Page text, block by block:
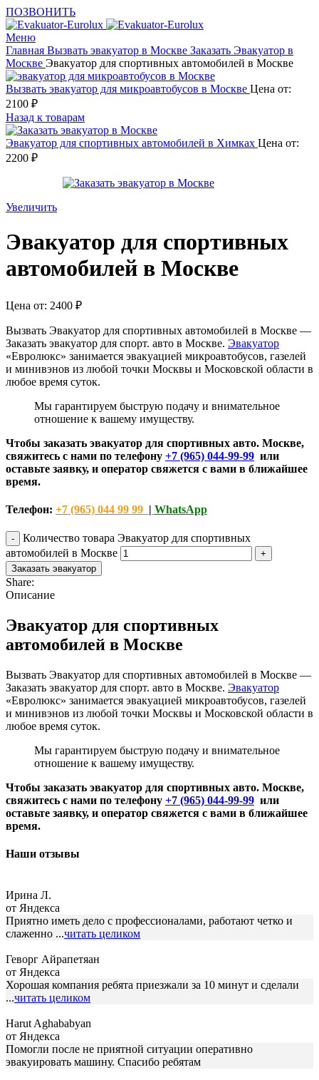
ПОЗВОНИТЬ
Меню
Главная Вызвать эвакуатор в Москве Заказать Эвакуатор в
Москве Эвакуатор для спортивных автомобилей в Москве
Вызвать эвакуатор для микроавтобусов в Москве Цена от:
2100 ₽
Назад к товарам
Эвакуатор для спортивных автомобилей в Химках Цена от:
2200 ₽
Увеличить
Эвакуатор для спортивных
автомобилей в Москве
Цена от: 2400 ₽
Вызвать Эвакуатор для спортивных автомобилей в Москве —
Заказать эвакуатор для спорт. авто в Москве. Эвакуатор
«Евролюкс» занимается эвакуацией микроавтобусов, газелей
и минивэнов из любой точки Москвы и Московской области в
любое время суток.
Мы гарантируем быструю подачу и внимательное
отношение к вашему имуществу.
Чтобы заказать эвакуатор для спортивных авто. Москве,
свяжитесь с нами по телефону +7 (965) 044-99-99 или
оставьте заявку, и оператор свяжется с вами в ближайшее
время.
Телефон: +7 (965) 044 99 99 | WhatsApp
Количество товара Эвакуатор для спортивных
автомобилей в Москве
Заказать эвакуатор
Share:
Описание
Эвакуатор для спортивных
автомобилей в Москве
Вызвать Эвакуатор для спортивных автомобилей в Москве —
Заказать эвакуатор для спорт. авто в Москве. Эвакуатор
«Евролюкс» занимается эвакуацией микроавтобусов, газелей
и минивэнов из любой точки Москвы и Московской области в
любое время суток.
Мы гарантируем быструю подачу и внимательное
отношение к вашему имуществу.
Чтобы заказать эвакуатор для спортивных авто. Москве,
свяжитесь с нами по телефону +7 (965) 044-99-99 или
оставьте заявку, и оператор свяжется с вами в ближайшее
время.
Наши отзывы
Ирина Л.
от Яндекса
Приятно иметь дело с профессионалами, работают четко и
слаженно ...читать целиком
Геворг Айрапетяан
от Яндекса
Хорошая компания ребята приезжали за 10 минут и сделали
...читать целиком
Harut Aghababyan
от Яндекса
Помогли после не приятной ситуации оперативно
эвакуировать машину. Спасибо ребятам